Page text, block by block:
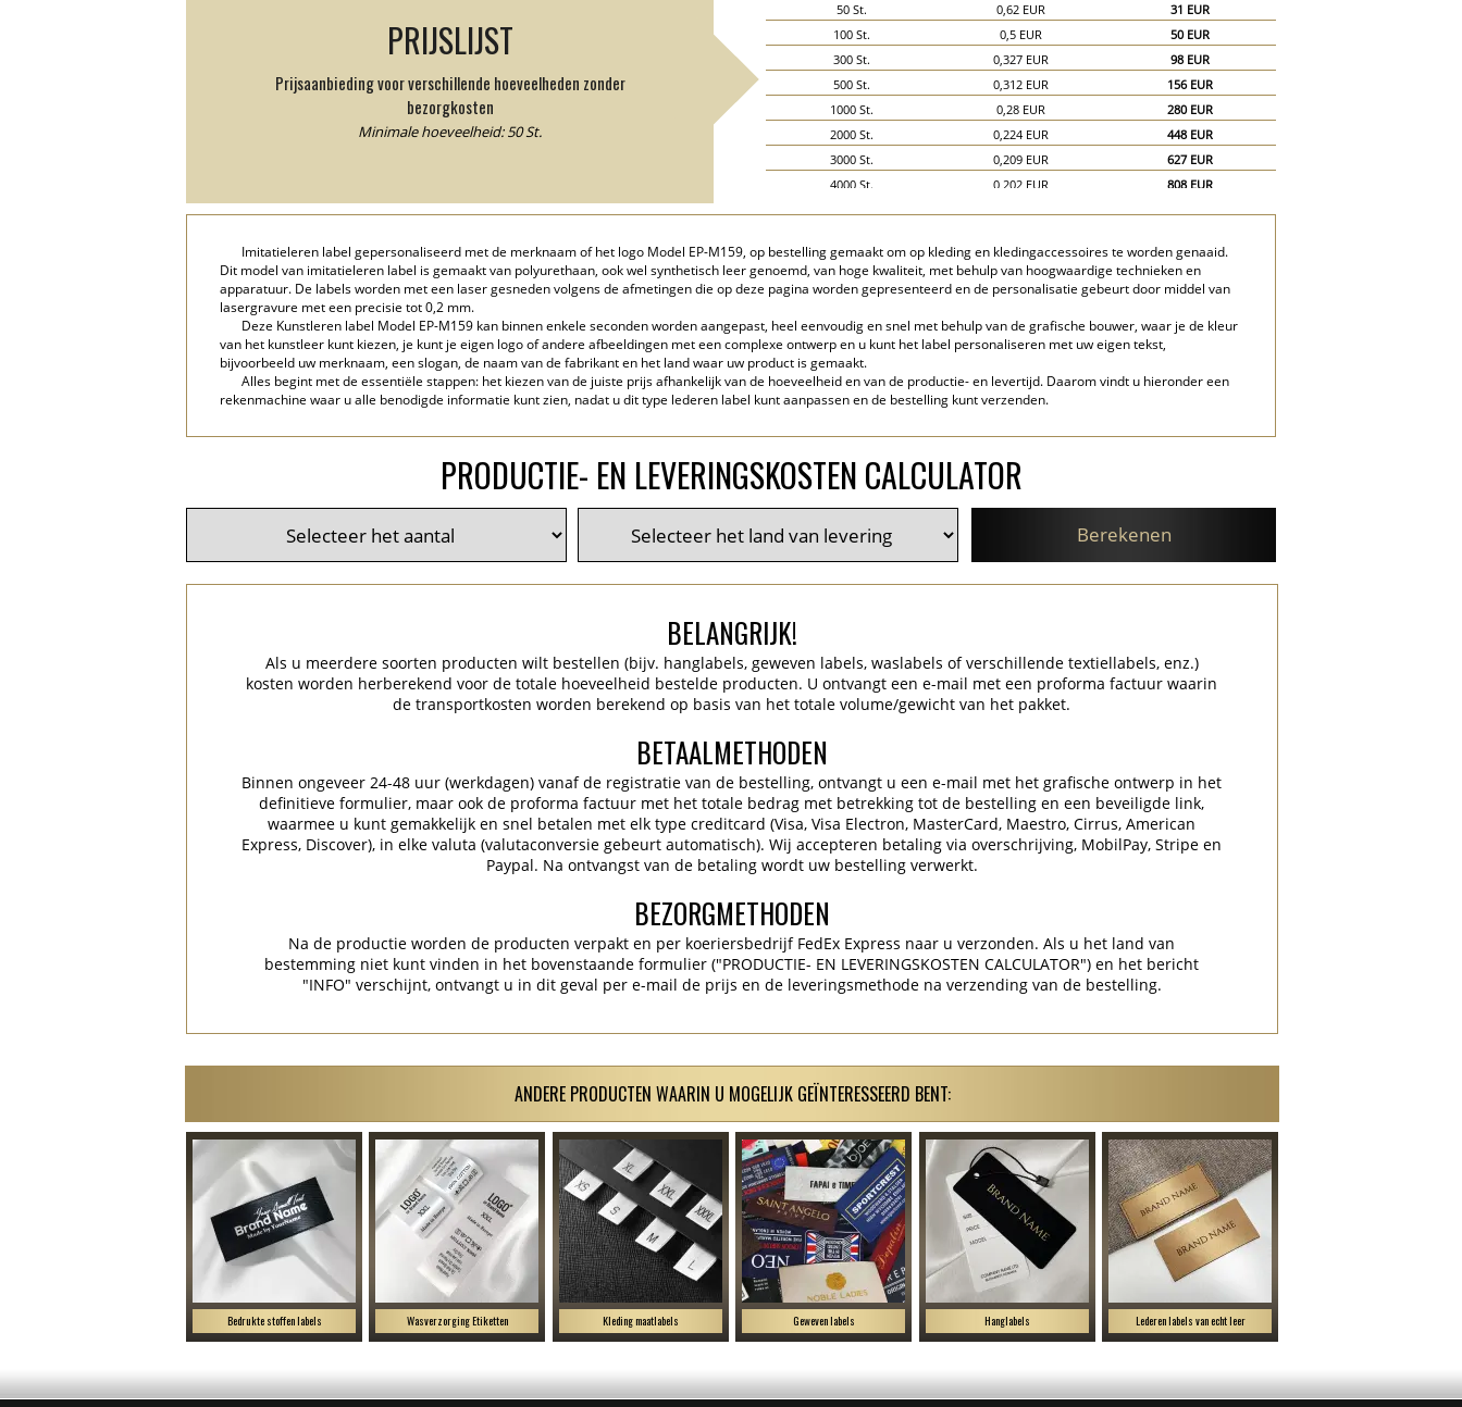
PRIJSLIJST
Prijsaanbieding voor verschillende hoeveelheden zonder
bezorgkosten
Minimale hoeveelheid: 50 St.
50 St.
0,62 EUR
31 EUR
100 St.
0,5 EUR
50 EUR
300 St.
0,327 EUR
98 EUR
500 St.
0,312 EUR
156 EUR
1000 St.
0,28 EUR
280 EUR
2000 St.
0,224 EUR
448 EUR
3000 St.
0,209 EUR
627 EUR
4000 St.
0,202 EUR
808 EUR
Imitatieleren label gepersonaliseerd met de merknaam of het logo Model EP-M159, op bestelling gemaakt om op kleding en kledingaccessoires te worden genaaid.
Dit model van imitatieleren label is gemaakt van polyurethaan, ook wel synthetisch leer genoemd, van hoge kwaliteit, met behulp van hoogwaardige technieken en
apparatuur. De labels worden met een laser gesneden volgens de afmetingen die op deze pagina worden gepresenteerd en de personalisatie gebeurt door middel van
lasergravure met een precisie tot 0,2 mm.
Deze Kunstleren label Model EP-M159 kan binnen enkele seconden worden aangepast, heel eenvoudig en snel met behulp van de grafische bouwer, waar je de kleur
van het kunstleer kunt kiezen, je kunt je eigen logo of andere afbeeldingen met een complexe ontwerp en u kunt het label personaliseren met uw eigen tekst,
bijvoorbeeld uw merknaam, een slogan, de naam van de fabrikant en het land waar uw product is gemaakt.
Alles begint met de essentiële stappen: het kiezen van de juiste prijs afhankelijk van de hoeveelheid en van de productie- en levertijd. Daarom vindt u hieronder een
rekenmachine waar u alle benodigde informatie kunt zien, nadat u dit type lederen label kunt aanpassen en de bestelling kunt verzenden.
PRODUCTIE- EN LEVERINGSKOSTEN CALCULATOR
Berekenen
BELANGRIJK!
Als u meerdere soorten producten wilt bestellen (bijv. hanglabels, geweven labels, waslabels of verschillende textiellabels, enz.)
kosten worden herberekend voor de totale hoeveelheid bestelde producten. U ontvangt een e-mail met een proforma factuur waarin
de transportkosten worden berekend op basis van het totale volume/gewicht van het pakket.
BETAALMETHODEN
Binnen ongeveer 24-48 uur (werkdagen) vanaf de registratie van de bestelling, ontvangt u een e-mail met het grafische ontwerp in het
definitieve formulier, maar ook de proforma factuur met het totale bedrag met betrekking tot de bestelling en een beveiligde link,
waarmee u kunt gemakkelijk en snel betalen met elk type creditcard (Visa, Visa Electron, MasterCard, Maestro, Cirrus, American
Express, Discover), in elke valuta (valutaconversie gebeurt automatisch). Wij accepteren betaling via overschrijving, MobilPay, Stripe en
Paypal. Na ontvangst van de betaling wordt uw bestelling verwerkt.
BEZORGMETHODEN
Na de productie worden de producten verpakt en per koeriersbedrijf FedEx Express naar u verzonden. Als u het land van
bestemming niet kunt vinden in het bovenstaande formulier ("PRODUCTIE- EN LEVERINGSKOSTEN CALCULATOR") en het bericht
"INFO" verschijnt, ontvangt u in dit geval per e-mail de prijs en de leveringsmethode na verzending van de bestelling.
ANDERE PRODUCTEN WAARIN U MOGELIJK GEÏNTERESSEERD BENT:
Bedrukte stoffen labels Wasverzorging Etiketten Kleding maatlabels Geweven labels Hanglabels Lederen labels van echt leer